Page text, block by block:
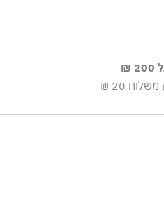
Slim fit Button placket